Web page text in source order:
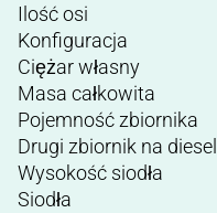
Ilość osi
Konfiguracja
Ciężar własny
Masa całkowita
Pojemność zbiornika
Drugi zbiornik na diesel
Wysokość siodła
Siodła